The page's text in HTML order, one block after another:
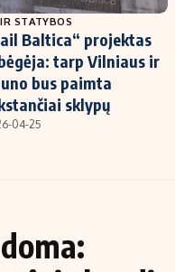
STATYBOS
Baltica“ projektas
tarp Vilniaus ir
bus paimta
sklypų
04-25